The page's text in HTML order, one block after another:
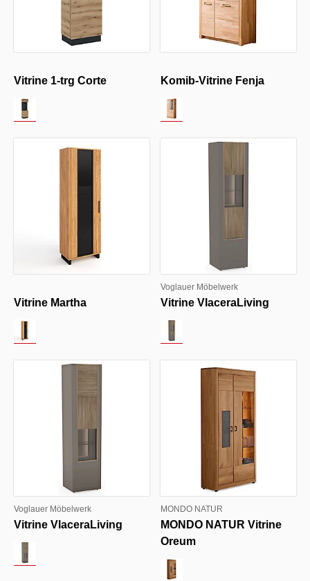
Vitrine 1-trg Corte Komib-Vitrine Fenja
Vitrine Martha
Voglauer Möbelwerk
Vitrine VlaceraLiving
Voglauer Möbelwerk
Vitrine VlaceraLiving
MONDO NATUR
MONDO NATUR Vitrine
Oreum